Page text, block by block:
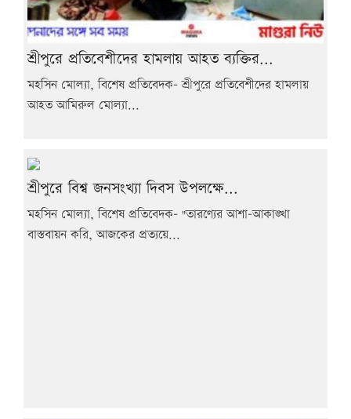
শ্রীপুরে প্রতিবেশীদের হামলায় আহত ব্যক্তির...
মহসিন মোল্যা, বিশেষ প্রতিবেদক- শ্রীপুরে প্রতিবেশীদের হামলায়
আহত আমিরুল মোল্যা...
শ্রীপুরে বিশ্ব জনসংখ্যা দিবস উপলক্ষে...
মহসিন মোল্যা, বিশেষ প্রতিবেদক- "তারণ্যের আশা-আকাঙ্খা
বাস্তবায়ন করি, আজকের প্রত্যয়ে...